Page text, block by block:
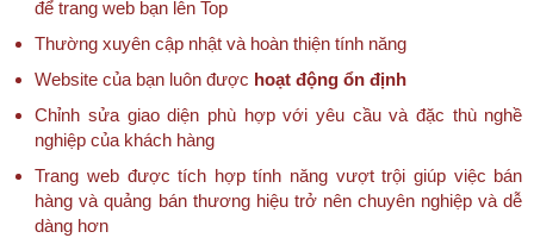
để trang web bạn lên Top
Thường xuyên cập nhật và hoàn thiện tính năng
Website của bạn luôn được hoạt động ổn định
Chỉnh sửa giao diện phù hợp với yêu cầu và đặc thù nghề
nghiệp của khách hàng
Trang web được tích hợp tính năng vượt trội giúp việc bán
hàng và quảng bán thương hiệu trở nên chuyên nghiệp và dễ
dàng hơn